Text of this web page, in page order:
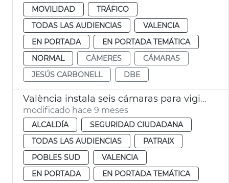
MOVILIDAD
TRÁFICO
TODAS LAS AUDIENCIAS
VALENCIA
EN PORTADA
EN PORTADA TEMÁTICA
NORMAL
CÀMERES
CÁMARAS
JESÚS CARBONELL
DBE
València instala seis cámaras para vigilar el caudal del Turia
modificado hace 9 meses
ALCALDÍA
SEGURIDAD CIUDADANA
TODAS LAS AUDIENCIAS
PATRAIX
POBLES SUD
VALENCIA
EN PORTADA
EN PORTADA TEMÁTICA